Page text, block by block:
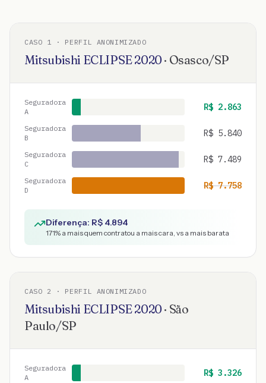
CASO 1 · PERFIL ANONIMIZADO
Mitsubishi ECLIPSE2020· Osasco/SP
Seguradora
A
R$ 2.863
Seguradora
B
R$ 5.840
Seguradora
C
R$ 7.489
Seguradora
D
R$7.758
Diferença: R$ 4.894
171% a mais quem contratou a mais cara, vs a mais barata
CASO 2 · PERFIL ANONIMIZADO
Mitsubishi ECLIPSE2020· São
Paulo/SP
Seguradora
A
R$ 3.326